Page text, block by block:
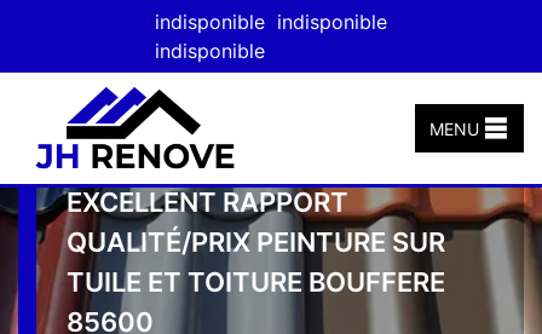
indisponible indisponible
indisponible
MENU
EXCELLENT RAPPORT
QUALITÉ/PRIX PEINTURE SUR
TUILE ET TOITURE BOUFFERE
85600